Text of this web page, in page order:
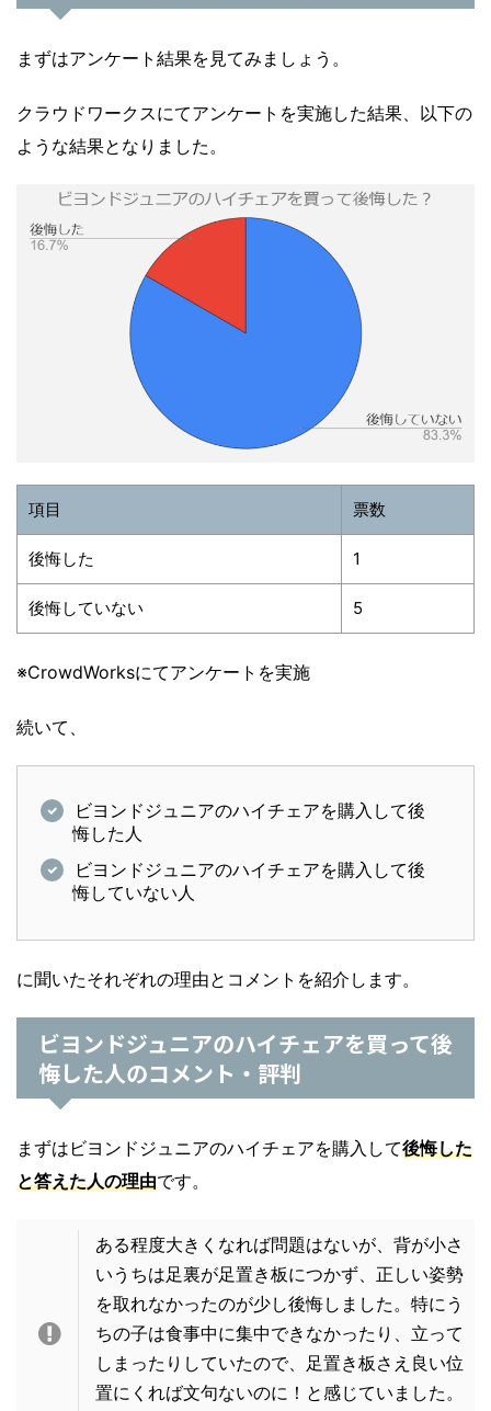
まずはアンケート結果を見てみましょう。
クラウドワークスにてアンケートを実施した結果、以下の
ような結果となりました。
項目 票数
後悔した 1
後悔していない 5
※CrowdWorksにてアンケートを実施
続いて、
ビヨンドジュニアのハイチェアを購入して後
悔した人
ビヨンドジュニアのハイチェアを購入して後
悔していない人
に聞いたそれぞれの理由とコメントを紹介します。
ビヨンドジュニアのハイチェアを買って後
悔した人のコメント・評判
まずはビヨンドジュニアのハイチェアを購入して後悔した
と答えた人の理由です。
ある程度大きくなれば問題はないが、背が小さ
いうちは足裏が足置き板につかず、正しい姿勢
を取れなかったのが少し後悔しました。特にう
ちの子は食事中に集中できなかったり、立って
しまったりしていたので、足置き板さえ良い位
置にくれば文句ないのに！と感じていました。